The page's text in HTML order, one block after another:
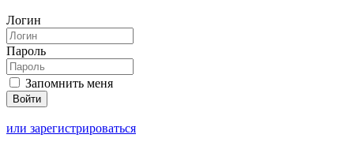
Логин
Пароль
Запомнить меня
или зарегистрироваться